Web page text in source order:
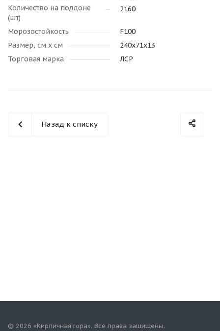
Количество на поддоне
(шт)
2160
Морозостойкость
F100
Размер, см х см
240х71х13
Торговая марка
ЛСР
Назад к списку
© 2026 «Кирпичная гора». Все права защищены.